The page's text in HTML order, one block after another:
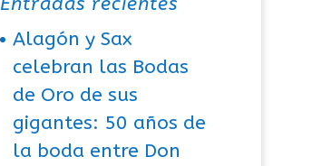
Alagón y Sax
celebran las Bodas
de Oro de sus
gigantes: 50 años de
la boda entre Don